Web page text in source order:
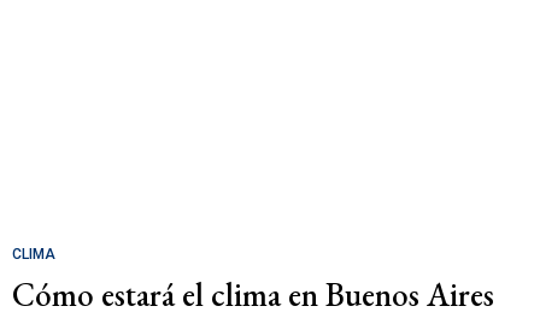
CLIMA
Cómo estará el clima en Buenos Aires